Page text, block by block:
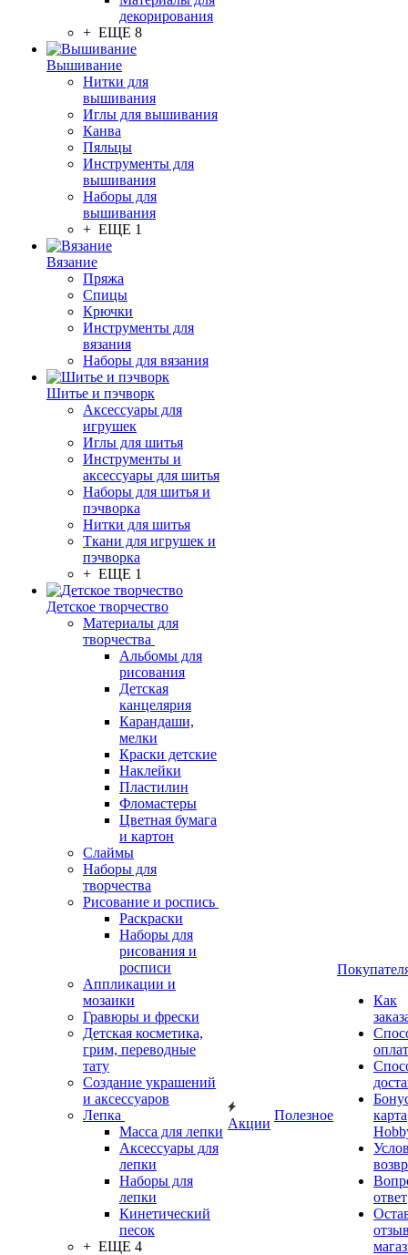
декорирования
+ ЕЩЕ 8
Вышивание
Нитки для
вышивания
Иглы для вышивания
Канва
Пяльцы
Инструменты для
вышивания
Наборы для
вышивания
+ ЕЩЕ 1
Вязание
Пряжа
Спицы
Крючки
Инструменты для
вязания
Наборы для вязания
Шитье и пэчворк
Аксессуары для
игрушек
Иглы для шитья
Инструменты и
аксессуары для шитья
Наборы для шитья и
пэчворка
Нитки для шитья
Ткани для игрушек и
пэчворка
+ ЕЩЕ 1
Детское творчество
Материалы для
творчества
Альбомы для
рисования
Детская
канцелярия
Карандаши,
мелки
Краски детские
Наклейки
Пластилин
Фломастеры
Цветная бумага
и картон
Слаймы
Наборы для
творчества
Рисование и роспись
Раскраски
Наборы для
рисования и
росписи
Аппликации и
мозаики
Гравюры и фрески
Детская косметика,
грим, переводные
тату
Создание украшений
и аксессуаров
Лепка
Масса для лепки
Аксессуары для
лепки
Наборы для
лепки
Кинетический
песок
+ ЕЩЕ 4
Акции
Полезное
Как
карта
ответ